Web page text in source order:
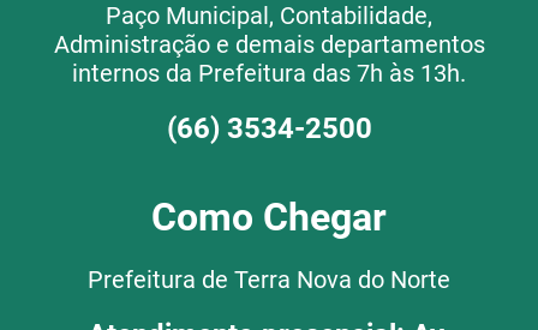
Paço Municipal, Contabilidade,
Administração e demais departamentos
internos da Prefeitura das 7h às 13h.
(66) 3534-2500
Como Chegar
Prefeitura de Terra Nova do Norte